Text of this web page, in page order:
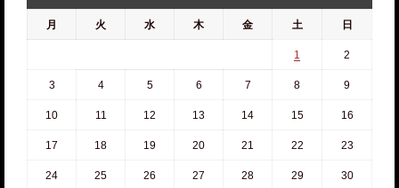
月 火 水 木 金 土 日
1 2
3 4 5 6 7 8 9
10 11 12 13 14 15 16
17 18 19 20 21 22 23
24 25 26 27 28 29 30